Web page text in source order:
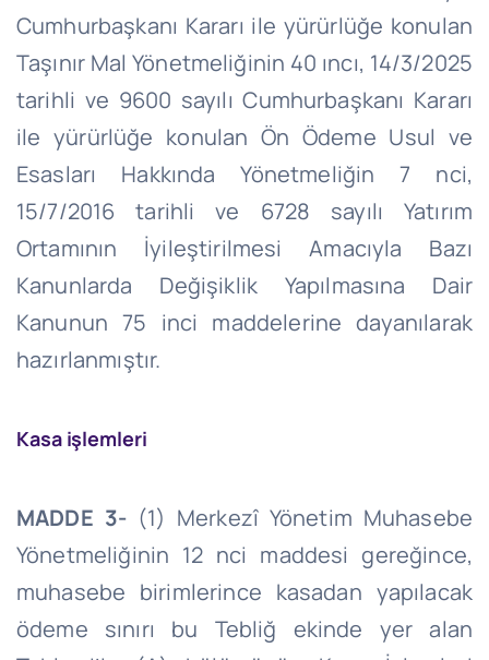
Cumhurbaşkanı Kararı ile yürürlüğe konulan
Taşınır Mal Yönetmeliğinin 40 ıncı, 14/3/2025
tarihli ve 9600 sayılı Cumhurbaşkanı Kararı
ile yürürlüğe konulan Ön Ödeme Usul ve
Esasları Hakkında Yönetmeliğin 7 nci,
15/7/2016 tarihli ve 6728 sayılı Yatırım
Ortamının İyileştirilmesi Amacıyla Bazı
Kanunlarda Değişiklik Yapılmasına Dair
Kanunun 75 inci maddelerine dayanılarak
hazırlanmıştır.
Kasa işlemleri
MADDE 3- (1) Merkezî Yönetim Muhasebe
Yönetmeliğinin 12 nci maddesi gereğince,
muhasebe birimlerince kasadan yapılacak
ödeme sınırı bu Tebliğ ekinde yer alan